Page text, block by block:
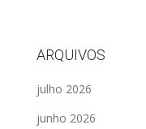
ARQUIVOS
julho 2026
junho 2026